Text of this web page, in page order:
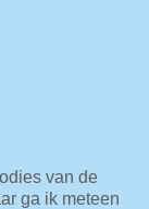
van de
ga ik meteen